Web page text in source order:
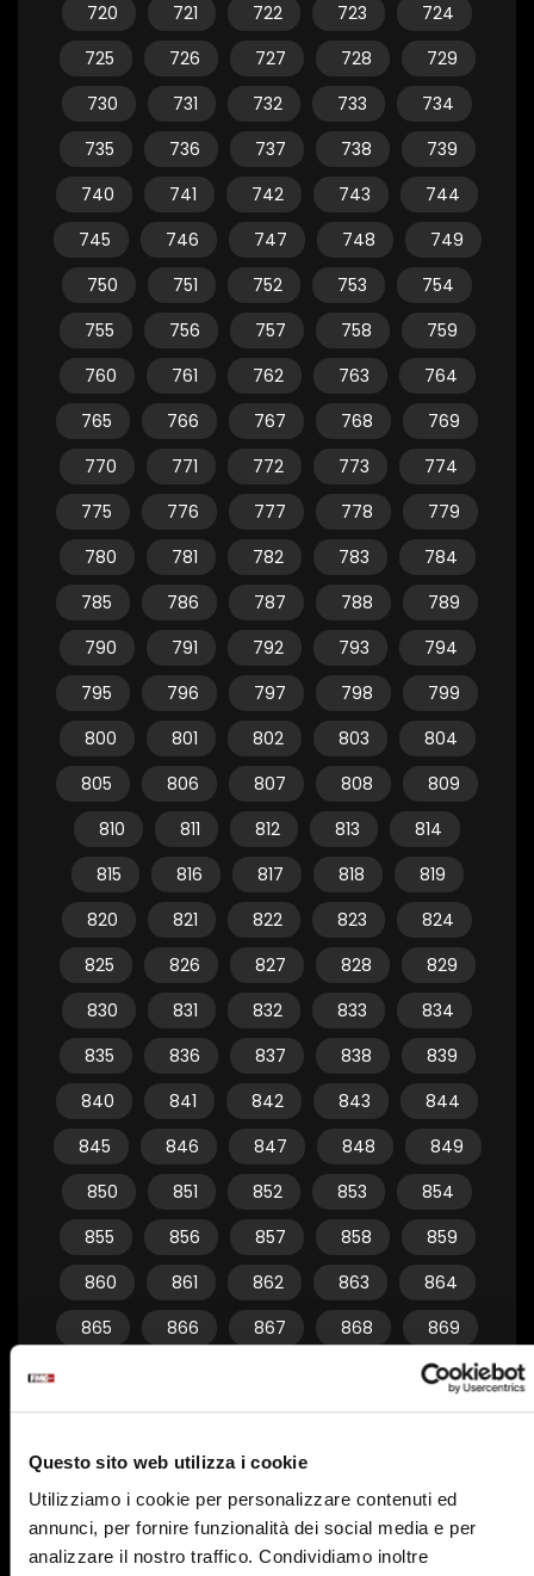
Questo sito web utilizza i cookie
Utilizziamo i cookie per personalizzare contenuti ed
annunci, per fornire funzionalità dei social media e per
analizzare il nostro traffico. Condividiamo inoltre
720
721 722 723
724
725
726 727 728
729
730
731 732 733
734
735
736 737 738
739
740
741 742 743
744
745
746 747 748
749
750
751 752 753
754
755
756 757 758
759
760
761 762 763
764
765
766 767 768
769
770
771 772 773
774
775
776 777 778
779
780
781 782 783
784
785
786 787 788
789
790
791 792 793
794
795
796 797 798
799
800
801 802 803
804
805
806 807 808
809
810
811 812 813
814
815
816 817 818
819
820
821 822 823
824
825
826 827 828
829
830
831 832 833
834
835
836 837 838
839
840
841 842 843
844
845
846 847 848
849
850
851 852 853
854
855
856 857 858
859
860
861 862 863
864
865
866 867 868
869
874
875
876 877 878
879
880
881 882
885
886 887 888
889
890
891 892 893 894